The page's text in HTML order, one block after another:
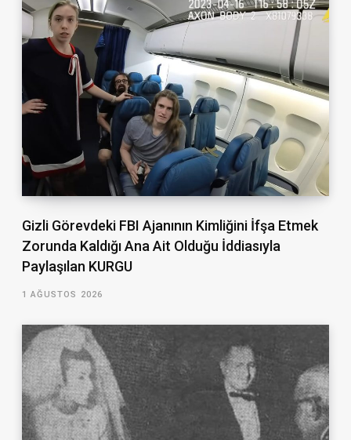
Gizli Görevdeki FBI Ajanının Kimliğini İfşa Etmek
Zorunda Kaldığı Ana Ait Olduğu İddiasıyla
Paylaşılan KURGU
1 AĞUSTOS 2026